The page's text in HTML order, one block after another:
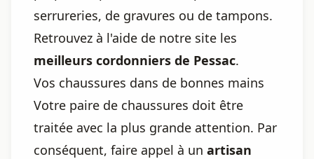
serrureries, de gravures ou de tampons.
Retrouvez à l'aide de notre site les
meilleurs cordonniers de Pessac.
Vos chaussures dans de bonnes mains
Votre paire de chaussures doit être
traitée avec la plus grande attention. Par
conséquent, faire appel à un artisan